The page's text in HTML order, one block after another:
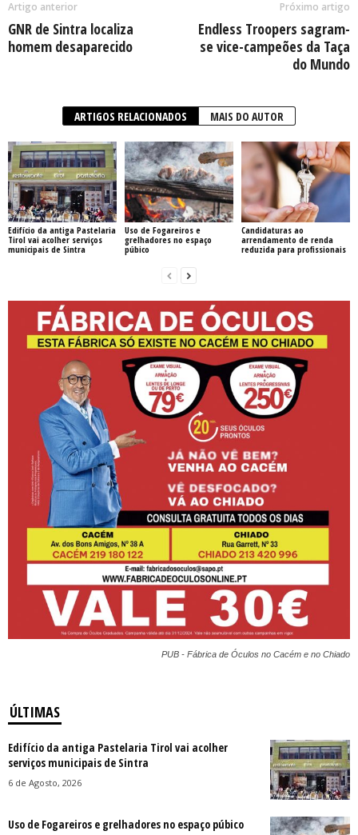
Artigo anterior
GNR de Sintra localiza
homem desaparecido
Próximo artigo
Endless Troopers sagram-
se vice-campeões da Taça
do Mundo
ARTIGOS RELACIONADOS MAIS DO AUTOR
Edifício da antiga Pastelaria
Tirol vai acolher serviços
municipais de Sintra
Uso de Fogareiros e
grelhadores no espaço
púbico
Candidaturas ao
arrendamento de renda
reduzida para profissionais
PUB - Fábrica de Óculos no Cacém e no Chiado
ÚLTIMAS
Edifício da antiga Pastelaria Tirol vai acolher
serviços municipais de Sintra
6 de Agosto, 2026
Uso de Fogareiros e grelhadores no espaço púbico